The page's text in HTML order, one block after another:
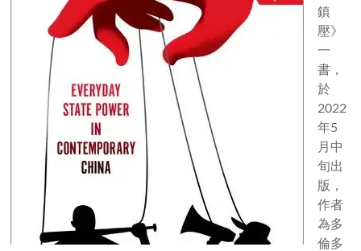
鎮
壓》
一
書，
於
2022
年5
月中
旬出
版，
作者
為多
倫多